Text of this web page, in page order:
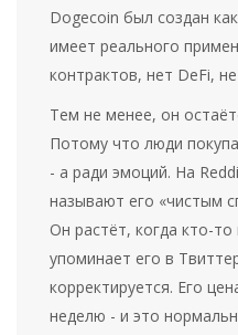
Dogecoin был создан
имеет реального
контрактов, нет DeFi,
Тем не менее, он
Потому что люди
- а ради эмоций. На
называют его «чистым
Он растёт, когда кто-
упоминает его в
корректируется. Его
неделю - и это